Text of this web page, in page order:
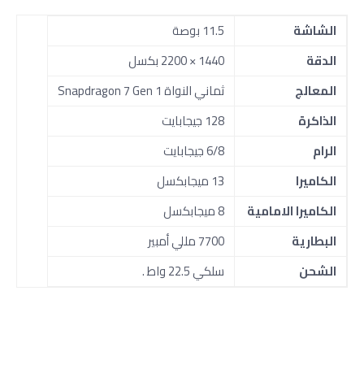
الشاشة
11.5 بوصة
الدقة
1440 × 2200 بكسل
المعالج
ثماني النواة Snapdragon 7 Gen 1
الذاكرة
128 جيجابايت
الرام
6/8 جيجابايت
الكاميرا
13 ميجابكسل
الكاميرا الامامية
8 ميجابكسل
البطارية
7700 مللي أمبير
الشحن
سلكي 22.5 واط .